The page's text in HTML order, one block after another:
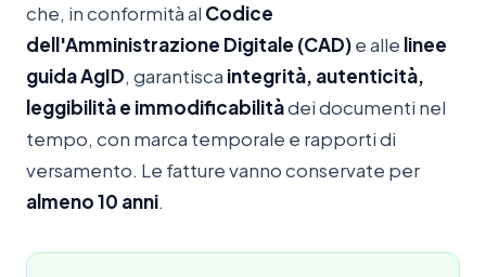
che, in conformità al Codice
dell'Amministrazione Digitale (CAD)e alle linee
guida AgID, garantisca integrità, autenticità,
leggibilità e immodificabilitàdei documenti nel
tempo, con marca temporale e rapporti di
versamento. Le fatture vanno conservate per
almeno 10 anni.